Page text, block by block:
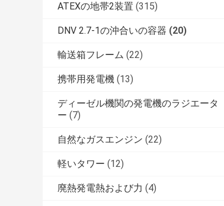
ATEXの地帯2装置 (315)
DNV 2.7-1の沖合いの容器 (20)
輸送箱フレーム (22)
携帯用発電機 (13)
ディーゼル機関の発電機のラジエータ
ー (7)
自然なガスエンジン (22)
軽いタワー (12)
廃熱発電熱および力 (4)